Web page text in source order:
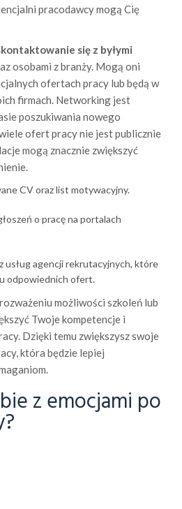
pracodawcy mogą Cię
się z byłymi
osobami z branży. Mogą oni
ofertach pracy lub będą w
firmach. Networking jest
poszukiwania nowego
ofert pracy nie jest publicznie
mogą znacznie zwiększyć
CV oraz list motywacyjny.
o pracę na portalach
usług agencji rekrutacyjnych, które
odpowiednich ofert.
możliwości szkoleń lub
Twoje kompetencje i
Dzięki temu zwiększysz swoje
która będzie lepiej
z emocjami po